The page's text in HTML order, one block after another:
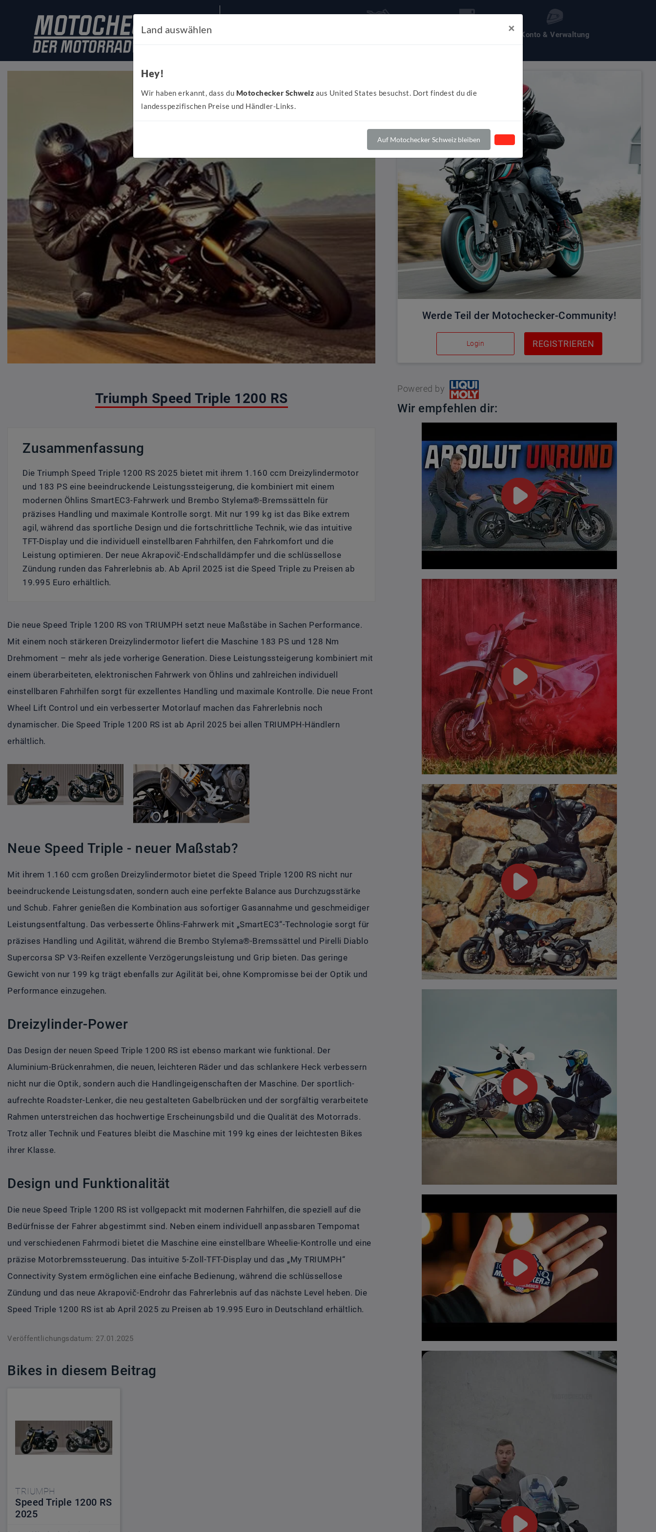
Konto & Verwaltung
Triumph Speed Triple 1200 RS
Zusammenfassung
Die Triumph Speed Triple 1200 RS 2025 bietet mit ihrem 1.160 ccm Dreizylindermotor
und 183 PS eine beeindruckende Leistungssteigerung, die kombiniert mit einem
modernen Öhlins SmartEC3-Fahrwerk und Brembo Stylema®-Bremssätteln für
präzises Handling und maximale Kontrolle sorgt. Mit nur 199 kg ist das Bike extrem
agil, während das sportliche Design und die fortschrittliche Technik, wie das intuitive
TFT-Display und die individuell einstellbaren Fahrhilfen, den Fahrkomfort und die
Leistung optimieren. Der neue Akrapovič-Endschalldämpfer und die schlüssellose
Zündung runden das Fahrerlebnis ab. Ab April 2025 ist die Speed Triple zu Preisen ab
19.995 Euro erhältlich.
Die neue Speed Triple 1200 RS von TRIUMPH setzt neue Maßstäbe in Sachen Performance.
Mit einem noch stärkeren Dreizylindermotor liefert die Maschine 183 PS und 128 Nm
Drehmoment – mehr als jede vorherige Generation. Diese Leistungssteigerung kombiniert mit
einem überarbeiteten, elektronischen Fahrwerk von Öhlins und zahlreichen individuell
einstellbaren Fahrhilfen sorgt für exzellentes Handling und maximale Kontrolle. Die neue Front
Wheel Lift Control und ein verbesserter Motorlauf machen das Fahrerlebnis noch
dynamischer. Die Speed Triple 1200 RS ist ab April 2025 bei allen TRIUMPH-Händlern
erhältlich.
Neue Speed Triple - neuer Maßstab?
Mit ihrem 1.160 ccm großen Dreizylindermotor bietet die Speed Triple 1200 RS nicht nur
beeindruckende Leistungsdaten, sondern auch eine perfekte Balance aus Durchzugsstärke
und Schub. Fahrer genießen die Kombination aus sofortiger Gasannahme und geschmeidiger
Leistungsentfaltung. Das verbesserte Öhlins-Fahrwerk mit „SmartEC3“-Technologie sorgt für
präzises Handling und Agilität, während die Brembo Stylema®-Bremssättel und Pirelli Diablo
Supercorsa SP V3-Reifen exzellente Verzögerungsleistung und Grip bieten. Das geringe
Gewicht von nur 199 kg trägt ebenfalls zur Agilität bei, ohne Kompromisse bei der Optik und
Performance einzugehen.
Dreizylinder-Power
Das Design der neuen Speed Triple 1200 RS ist ebenso markant wie funktional. Der
Aluminium-Brückenrahmen, die neuen, leichteren Räder und das schlankere Heck verbessern
nicht nur die Optik, sondern auch die Handlingeigenschaften der Maschine. Der sportlich-
aufrechte Roadster-Lenker, die neu gestalteten Gabelbrücken und der sorgfältig verarbeitete
Rahmen unterstreichen das hochwertige Erscheinungsbild und die Qualität des Motorrads.
Trotz aller Technik und Features bleibt die Maschine mit 199 kg eines der leichtesten Bikes
ihrer Klasse.
Design und Funktionalität
Die neue Speed Triple 1200 RS ist vollgepackt mit modernen Fahrhilfen, die speziell auf die
Bedürfnisse der Fahrer abgestimmt sind. Neben einem individuell anpassbaren Tempomat
und verschiedenen Fahrmodi bietet die Maschine eine einstellbare Wheelie-Kontrolle und eine
präzise Motorbremssteuerung. Das intuitive 5-Zoll-TFT-Display und das „My TRIUMPH“
Connectivity System ermöglichen eine einfache Bedienung, während die schlüssellose
Zündung und das neue Akrapovič-Endrohr das Fahrerlebnis auf das nächste Level heben. Die
Speed Triple 1200 RS ist ab April 2025 zu Preisen ab 19.995 Euro in Deutschland erhältlich.
Veröffentlichungsdatum: 27.01.2025
Bikes in diesem Beitrag
TRIUMPH
Speed Triple 1200 RS
2025
Werde Teil der Motochecker-Community!
Login REGISTRIEREN
Powered by
Wir empfehlen dir:
Land auswählen ×
Hey!
Wir haben erkannt, dass du Motochecker Schweiz aus United States besuchst. Dort findest du die
landesspezifischen Preise und Händler-Links.
Auf Motochecker Schweiz bleiben